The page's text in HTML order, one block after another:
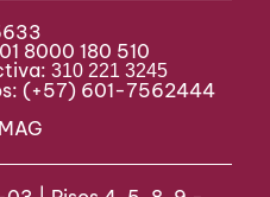
8000 180 510
310 221 3245
(+57) 601-7562444